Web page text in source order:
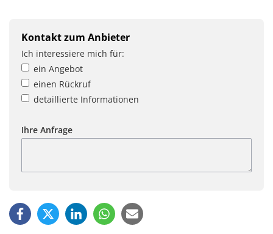
Kontakt zum Anbieter
Ich interessiere mich für:
ein Angebot
einen Rückruf
detaillierte Informationen
Ihre Anfrage